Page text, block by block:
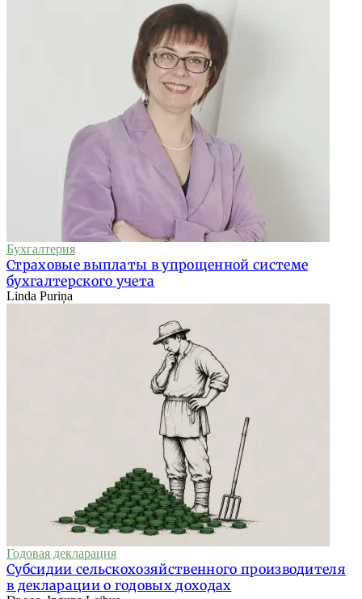
Бухгалтерия
Страховые выплаты в упрощенной системе
бухгалтерского учета
Linda Puriņa
Годовая декларация
Субсидии сельскохозяйственного производителя
в декларации о годовых доходах